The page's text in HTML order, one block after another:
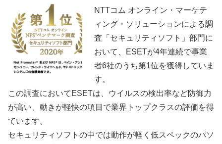
NTTコム オンライン・マーケテ
ィング・ソリューションによる調
査「セキュリティソフト」部門に
おいて、ESETが4年連続で事業
者6社のうち第1位を獲得していま
す。
この調査においてESETは、ウイルスの検出率など防御力
が高い、動きが軽快の項目で業界トップクラスの評価を得
ています。
セキュリティソフトの中では動作が軽く低スペックのパソ